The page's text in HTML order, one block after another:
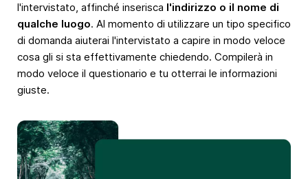
l'intervistato, affinché inserisca l'indirizzo o il nome di
qualche luogo. Al momento di utilizzare un tipo specifico
di domanda aiuterai l'intervistato a capire in modo veloce
cosa gli si sta effettivamente chiedendo. Compilerà in
modo veloce il questionario e tu otterrai le informazioni
giuste.